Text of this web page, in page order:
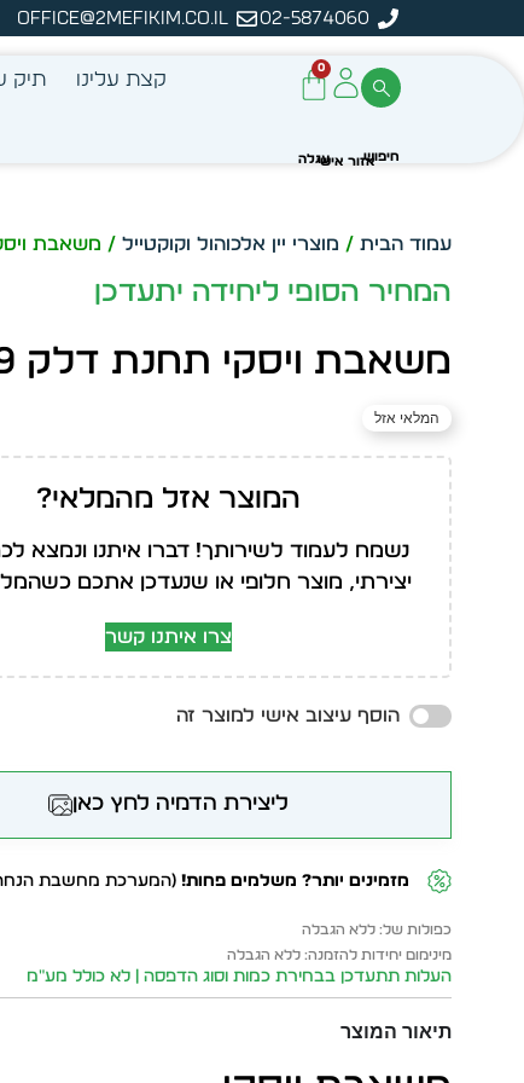
02-5874060
office@2mefikim.co.il
0
קצת עלינו תיק
עמוד הבית / מוצרי יין אלכוהול וקוקטייל / משאבת ויסקי
משאבת ויסקי תחנת דלק 1389
המלאי אזל
המוצר אזל מהמלאי?
נשמח לעמוד לשירותך! דברו איתנו ונמצא
יצירתי, מוצר חלופי או שנעדכן אתכם
צרו איתנו קשר
הוסף עיצוב אישי למוצר זה
ליצירת הדמיה לחץ כאן
מזמינים יותר? משלמים פחות! (המערכת מחשבת הנחה
כפולות של: ללא הגבלה
מינימום יחידות להזמנה: ללא הגבלה
המחיר הסופי ליחידה יתעדכן
העלות תתעדכן בבחירת כמות וסוג הדפסה | לא כולל מע״מ
תיאור המוצר